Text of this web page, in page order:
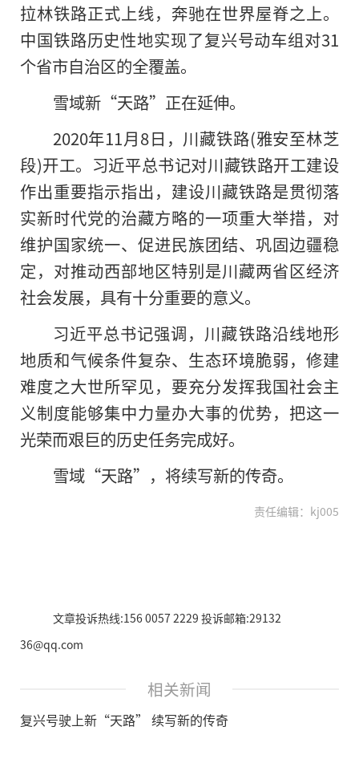
拉林铁路正式上线，奔驰在世界屋脊之上。
中国铁路历史性地实现了复兴号动车组对31
个省市自治区的全覆盖。
雪域新“天路”正在延伸。
2020年11月8日，川藏铁路(雅安至林芝
段)开工。习近平总书记对川藏铁路开工建设
作出重要指示指出，建设川藏铁路是贯彻落
实新时代党的治藏方略的一项重大举措，对
维护国家统一、促进民族团结、巩固边疆稳
定，对推动西部地区特别是川藏两省区经济
社会发展，具有十分重要的意义。
习近平总书记强调，川藏铁路沿线地形
地质和气候条件复杂、生态环境脆弱，修建
难度之大世所罕见，要充分发挥我国社会主
义制度能够集中力量办大事的优势，把这一
光荣而艰巨的历史任务完成好。
雪域“天路”，将续写新的传奇。
责任编辑：kj005
文章投诉热线:156 0057 2229 投诉邮箱:29132
36@qq.com
相关新闻
复兴号驶上新“天路” 续写新的传奇